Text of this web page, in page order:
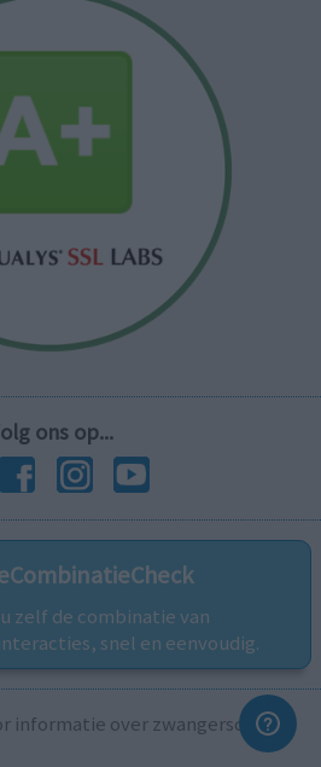
ons op...
zelf de combinatie van
snel en eenvoudig.
informatie over zwangerschap.